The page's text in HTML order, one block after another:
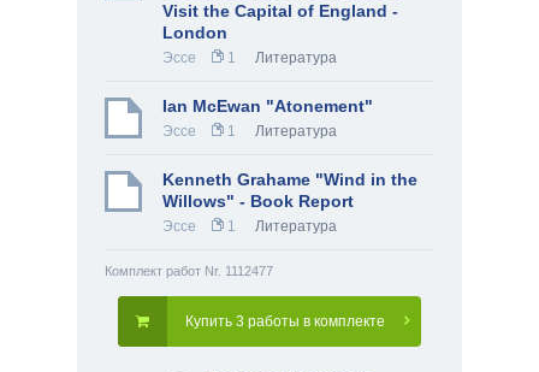
Visit the Capital of England -
London
Эссе 1 Литература
Ian McEwan "Atonement"
Эссе 1 Литература
Kenneth Grahame "Wind in the
Willows" - Book Report
Эссе 1 Литература
Комплект работ Nr. 1112477
Купить 3 работы в комплекте